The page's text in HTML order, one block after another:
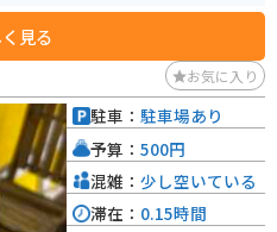
きます。 リラックスできるスペース
ます。
見る
お気に入り
駐車： 駐車場あり
予算： 500円
混雑： 少し空いている
滞在： 0.15時間